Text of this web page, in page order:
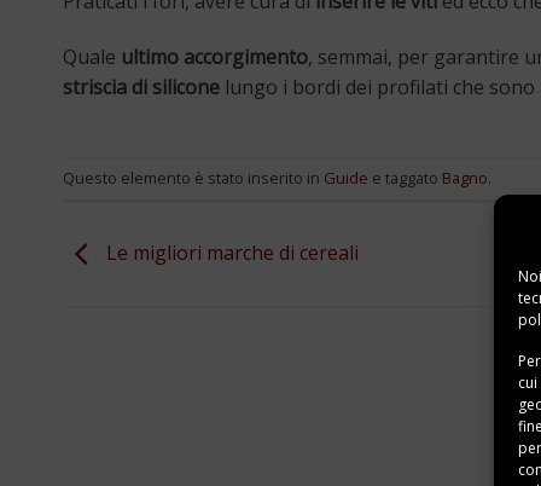
Quale ultimo accorgimento, semmai, per garantire
striscia di silicone lungo i bordi dei profilati che
Questo elemento è stato inserito in Guide e taggato Bagno.
Le migliori marche di cereali